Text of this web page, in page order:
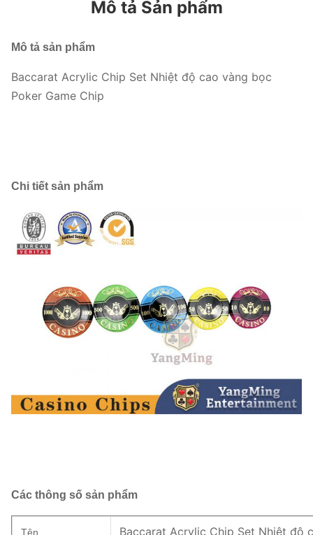
Mô tả Sản phẩm
Mô tả sản phẩm
Baccarat Acrylic Chip Set Nhiệt độ cao vàng bọc
Poker Game Chip
Chi tiết sản phẩm
Các thông số sản phẩm
Tên Baccarat Acrylic Chip Set Nhiệt độ